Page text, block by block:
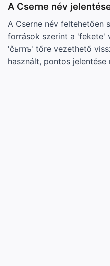
A Cserne név jelentése
A Cserne név feltehetően
források szerint a 'fekete'
'čьrnъ' tőre vezethető
használt, pontos